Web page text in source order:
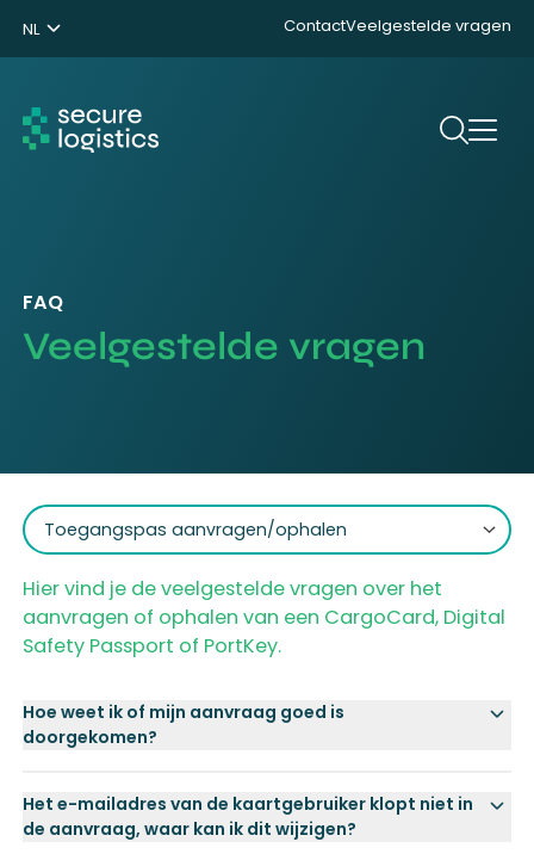
NL
ENG
DE
ContactVeelgestelde vragen
FAQ
Veelgestelde vragen
Hier vind je de veelgestelde vragen over het
aanvragen of ophalen van een CargoCard, Digital
Safety Passport of PortKey.
Hoe weet ik of mijn aanvraag goed is
doorgekomen?
Het e-mailadres van de kaartgebruiker klopt niet in
de aanvraag, waar kan ik dit wijzigen?